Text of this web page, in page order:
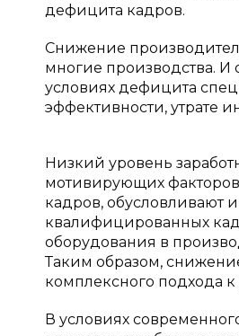
дефицита кадров.
Снижение
многие производства.
условиях дефицита
эффективности, утрате
Низкий уровень
мотивирующих
кадров, обусловливают
квалифицированных
оборудования в
Таким образом,
комплексного подхода
В условиях